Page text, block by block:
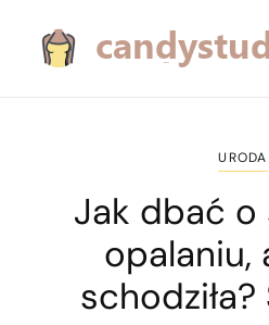
URODA
Jak dbać o
opalaniu,